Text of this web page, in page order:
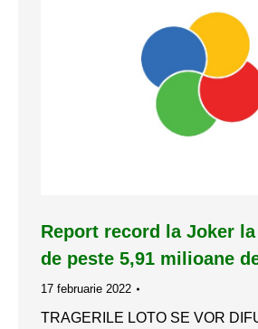
Report record la Joker
de peste 5,91 milioane
17 februarie 2022
TRAGERILE LOTO SE VOR